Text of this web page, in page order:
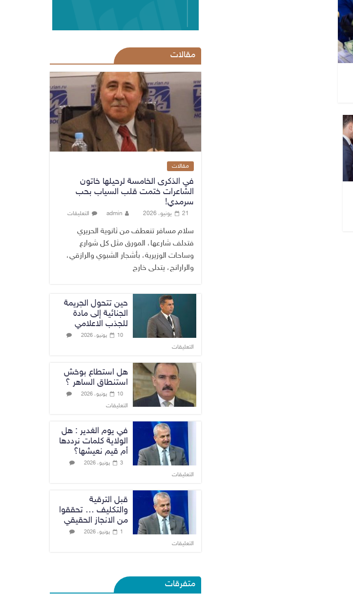
مقالات
مقالات
في الذكرى الخامسة لرحيلها خاتون
الشاعرات ختمت قلب السياب بحب
سرمدي!
21 يونيو، 2026 admin التعليقات
سلام مسافر تنعطف من ثانوية الحريري
فتدلف شارعها، المورق مثل كل شوارع
وساحات الوزيرية، بأشجار الشبوي والرازقي،
والرارانج، يتدلى خارج
حين تتحول الجريمة
الجنائية إلى مادة
للجذب الاعلامي
10 يونيو، 2026
التعليقات
هل استطاع بوخش
استنطاق الساهر ؟
10 يونيو، 2026
التعليقات
في يوم الغدير : هل
الولاية كلمات نرددها
أم قيم نعيشها؟
3 يونيو، 2026
التعليقات
قبل الترقية
والتكليف … تحققوا
من الانجاز الحقيقي
1 يونيو، 2026
التعليقات
متفرقات